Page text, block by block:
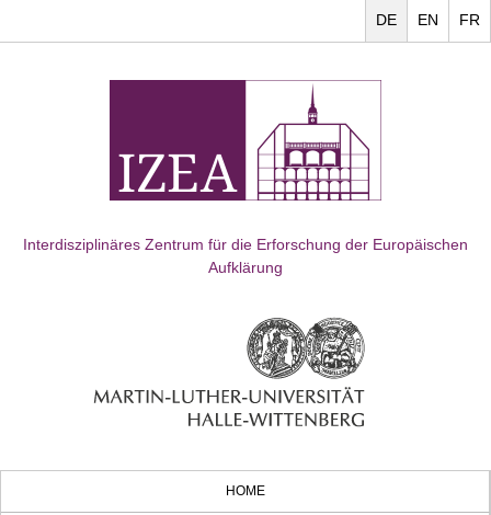
FR
EN
DE
Interdisziplinäres Zentrum für die Erforschung der Europäischen
Aufklärung
HOME